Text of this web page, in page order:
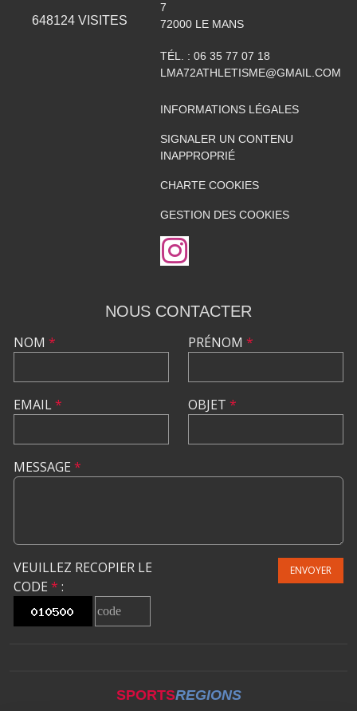
648124 VISITES
7
72000 LE MANS
TÉL. : 06 35 77 07 18
LMA72ATHLETISME@GMAIL.COM
INFORMATIONS LÉGALES
SIGNALER UN CONTENU
INAPPROPRIÉ
CHARTE COOKIES
GESTION DES COOKIES
NOUS CONTACTER
NOM *
EMAIL*
PRÉNOM *
OBJET *
MESSAGE *
VEUILLEZ RECOPIER LE
CODE * :
ENVOYER
SPORTSREGIONS